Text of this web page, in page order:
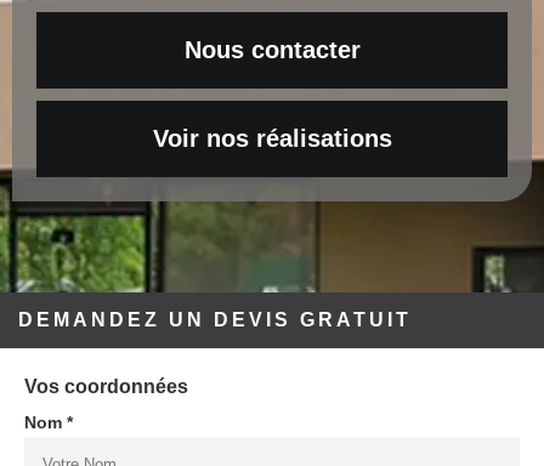
Nous contacter
Voir nos réalisations
DEMANDEZ UN DEVIS GRATUIT
Vos coordonnées
Nom *